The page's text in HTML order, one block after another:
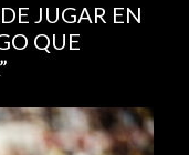
JUGAR EN
QUE